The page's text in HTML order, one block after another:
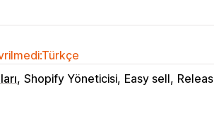
Shopify Yöneticisi Easy sell